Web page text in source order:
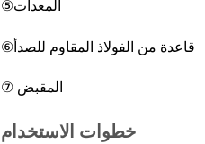
⑦ المقبض
خطوات الاستخدام